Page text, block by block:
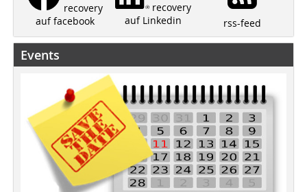
recovery
auf facebook
recovery
auf Linkedin
rss-feed
Events